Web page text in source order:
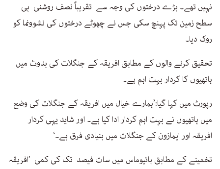
نہیں تھے۔ بڑے درختوں کی وجہ سے تقریباً نصف روشنی ہی
سطح زمین تک پہنچ سکی جس نے چھوٹے درختوں کی نشوونما کو
روک دیا۔
تحقیق کرنے والوں کے مطابق افریقہ کے جنگلات کی بناوٹ میں
ہاتھیوں کا کردار بہت اہم ہے۔
رپورٹ میں کہا گیا:’ہمارے خیال میں افریقہ کے جنگلات کی وضع
میں ہاتھیوں نے بہت اہم کردار ادا کیا ہے۔ اور شاید یہی کردار
افریقہ اور ایمازون کے جنگلات میں بنیادی فرق ہے۔‘
تخمینے کے مطابق بائیوماس میں سات فیصد تک کی کمی ’افریقہ